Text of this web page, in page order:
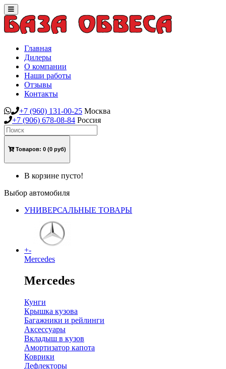
Toggle
navigation
Главная
Дилеры
О компании
Наши работы
Отзывы
Контакты
+7 (960) 131-00-25 Москва
+7 (906) 678-08-84 Россия
Товаров: 0 (0 руб)
В корзине пусто!
Выбор автомобиля
УНИВЕРСАЛЬНЫЕ ТОВАРЫ
+-
Mercedes
Mercedes
Кунги
Крышка кузова
Багажники и рейлинги
Аксессуары
Вкладыш в кузов
Амортизатор капота
Коврики
Дефлекторы